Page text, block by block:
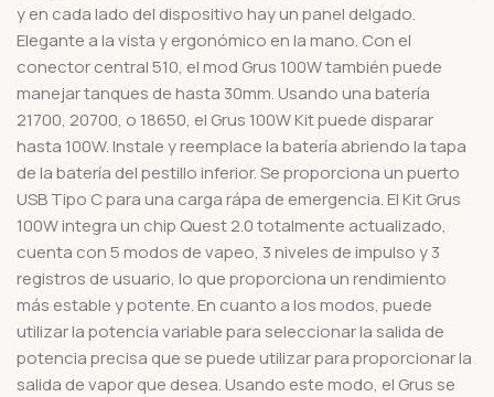
y en cada lado del dispositivo hay un panel delgado.
Elegante a la vista y ergonómico en la mano. Con el
conector central 510, el mod Grus 100W también puede
manejar tanques de hasta 30mm. Usando una batería
21700, 20700, o 18650, el Grus 100W Kit puede disparar
hasta 100W. Instale y reemplace la batería abriendo la tapa
de la batería del pestillo inferior. Se proporciona un puerto
USB Tipo C para una carga rápa de emergencia. El Kit Grus
100W integra un chip Quest 2.0 totalmente actualizado,
cuenta con 5 modos de vapeo, 3 niveles de impulso y 3
registros de usuario, lo que proporciona un rendimiento
más estable y potente. En cuanto a los modos, puede
utilizar la potencia variable para seleccionar la salida de
potencia precisa que se puede utilizar para proporcionar la
salida de vapor que desea. Usando este modo, el Grus se